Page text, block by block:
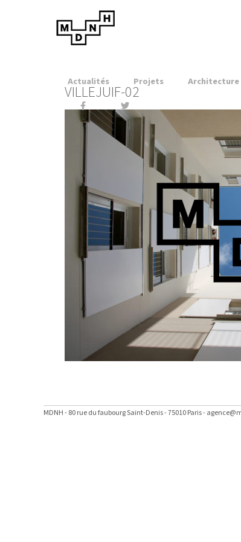
Actualités Projets Architecture
VILLEJUIF-02
MDNH - 80 rue du faubourg Saint-Denis - 75010 Paris -